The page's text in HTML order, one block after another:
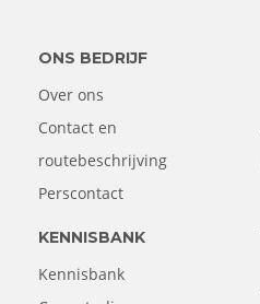
ONS BEDRIJF
Over ons
Contact en
routebeschrijving
Perscontact
KENNISBANK
Kennisbank